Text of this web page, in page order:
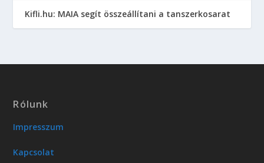
Kifli.hu: MAIA segít összeállítani a tanszerkosarat
Rólunk
Impresszum
Kapcsolat